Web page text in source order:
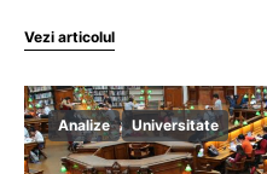
Vezi articolul
Analize Universitate